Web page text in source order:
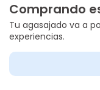
Comprando
Tu agasajado va a
experiencias.